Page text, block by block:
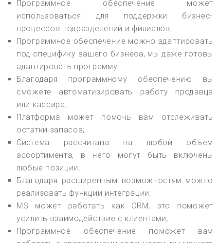
Программное обеспечение может
использоваться для поддержки бизнес-
процессов подразделений и филиалов;
Программное обеспечение можно адаптировать
под специфику вашего бизнеса, мы даже готовы
адаптировать программу;
Благодаря программному обеспечению вы
сможете автоматизировать работу продавца
или кассира;
Платформа может помочь вам отслеживать
остатки запасов;
Система рассчитана на любой объем
ассортимента, в него могут быть включены
любые позиции;
Благодаря расширенным возможностям можно
реализовать функции интеграции;
MS может работать как CRM, это поможет
усилить взаимодействие с клиентами;
Программное обеспечение поможет вам